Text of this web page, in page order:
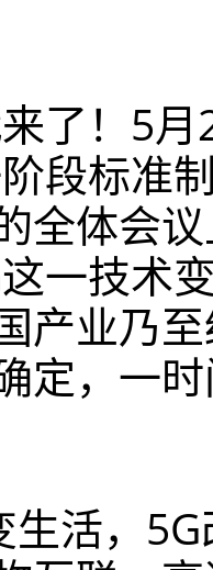
了！5
段标准
全体会
一技术
产业乃
定，一
活，5G